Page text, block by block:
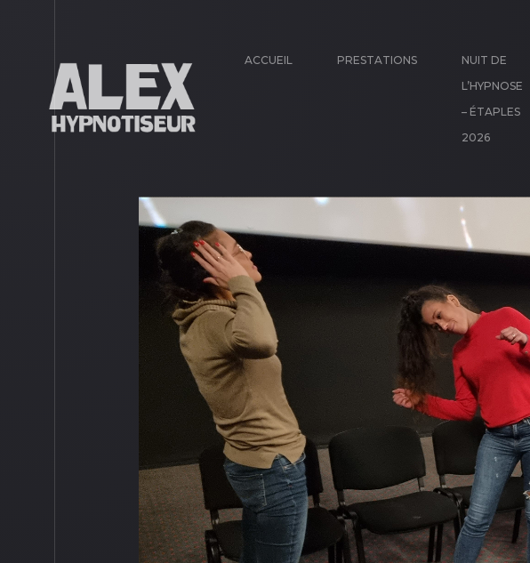
ACCUEIL PRESTATIONS
NUIT DE
L’HYPNOSE
– ÉTAPLES
2026